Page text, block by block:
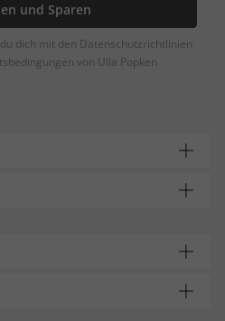
und Sparen
dich mit den Datenschutzrichtlinien
von Ulla Popken